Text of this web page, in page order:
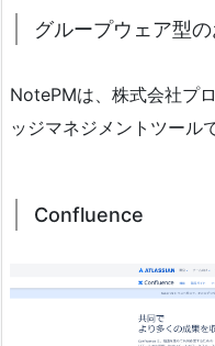
グループウェア型
NotePMは、株式会社プ
ッジマネジメントツール
Confluence